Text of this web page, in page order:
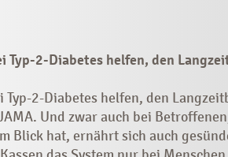
Typ-2-Diabetes helfen, den
2-Diabetes helfen, den
Und zwar auch bei
Blick hat, ernährt sich auch